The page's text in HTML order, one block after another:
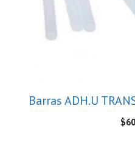
Barras ADH.U
$